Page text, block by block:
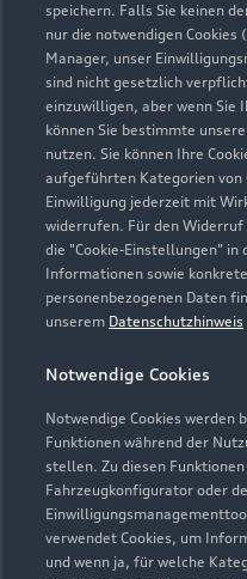
speichern. Falls Sie keinen
nur die notwendigen Cookies
Manager, unser
sind nicht gesetzlich
einzuwilligen, aber wenn Sie
können Sie bestimmte
nutzen. Sie können Ihre
aufgeführten Kategorien von
Einwilligung jederzeit mit
widerrufen. Für den
die "Cookie-Einstellungen"
Informationen sowie
personenbezogenen Daten
unserem Datenschutzhinweis
Notwendige Cookies
Notwendige Cookies werden
Funktionen während der
stellen. Zu diesen
Fahrzeugkonfigurator oder
verwendet Cookies, um
und wenn ja, für welche
Damit Ihr Audi auch
passende Pflege in
Zur Audi Shopping
Lederpflege-
Praktisches Set zur
Pflege von Leder und